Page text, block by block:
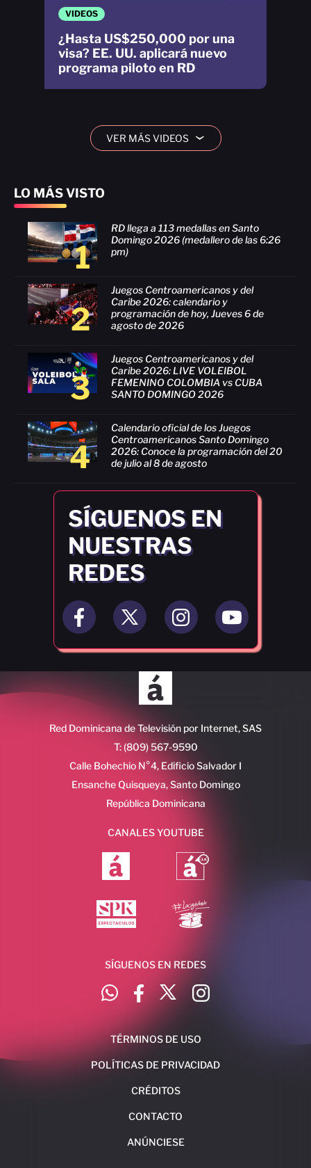
LO MÁS VISTO
1
RD llega a 113 medallas en Santo
Domingo 2026 (medallero de las 6:26
pm)
2
Juegos Centroamericanos y del
Caribe 2026: calendario y
programación de hoy, Jueves 6 de
agosto de 2026
3
Juegos Centroamericanos y del
Caribe 2026: LIVE VOLEIBOL
FEMENINO COLOMBIA vs CUBA
SANTO DOMINGO 2026
4
Calendario oficial de los Juegos
Centroamericanos Santo Domingo
2026: Conoce la programación del 20
de julio al 8 de agosto
SÍGUENOS EN
NUESTRAS
REDES
VIDEOS
¿Hasta US$250,000 por una
visa? EE. UU. aplicará nuevo
programa piloto en RD
VER MÁS VIDEOS ›
Red Dominicana de Televisión por Internet, SAS
T: (809) 567-9590
Calle Bohechio N°4, Edificio Salvador I
Ensanche Quisqueya, Santo Domingo
República Dominicana
CANALES YOUTUBE
SÍGUENOS EN REDES
TÉRMINOS DE USO
POLÍTICAS DE PRIVACIDAD
CRÉDITOS
CONTACTO
ANÚNCIESE